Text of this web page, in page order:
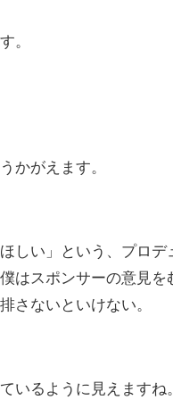
。
かがえます。
しい」という、プロデ
はスポンサーの意見を
さないといけない。
いるように見えますね